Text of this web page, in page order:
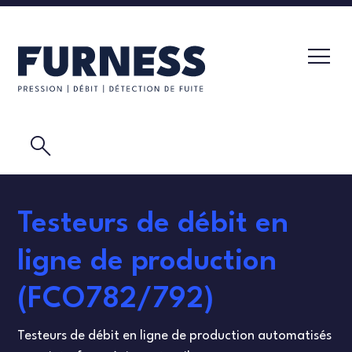
TESTEUR DE FUITE
TRANSMETTEURS DE PRESSION
ELÉMENTS DE DÉBIT
LABORATOIRE D'ÉTALONNAGE
VIDÉOS
TEST DE MASQUE
search
Testeurs de débit en
ligne de production
(FCO782/792)
Testeurs de débit en ligne de production automatisés